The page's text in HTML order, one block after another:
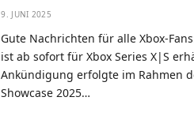
9. JUNI 2025
Gute Nachrichten für alle Xbox-
ist ab sofort für Xbox Series X|S
Ankündigung erfolgte im Rahmen
Showcase 2025…